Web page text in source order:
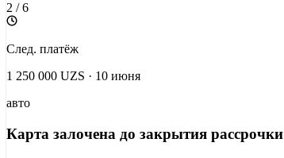
2 / 6
След. платёж
1 250 000 UZS · 10 июня
авто
Карта залочена до закрытия рассрочки